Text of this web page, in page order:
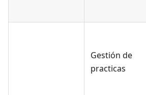
Gestión de
practicas